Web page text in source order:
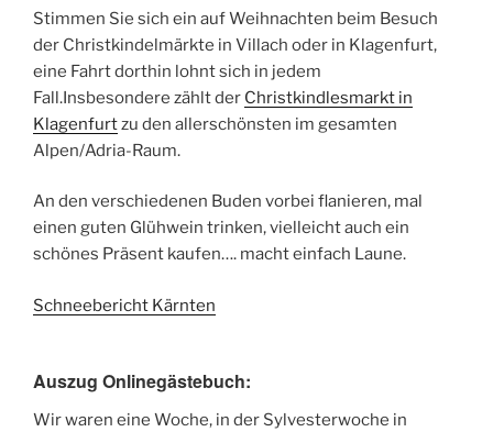
Stimmen Sie sich ein auf Weihnachten beim Besuch
der Christkindelmärkte in Villach oder in Klagenfurt,
eine Fahrt dorthin lohnt sich in jedem
Fall.Insbesondere zählt der Christkindlesmarkt in
Klagenfurtzu den allerschönsten im gesamten
Alpen/Adria-Raum.
An den verschiedenen Buden vorbei flanieren, mal
einen guten Glühwein trinken, vielleicht auch ein
schönes Präsent kaufen…. macht einfach Laune.
Schneebericht Kärnten
Auszug Onlinegästebuch:
Wir waren eine Woche, in der Sylvesterwoche in